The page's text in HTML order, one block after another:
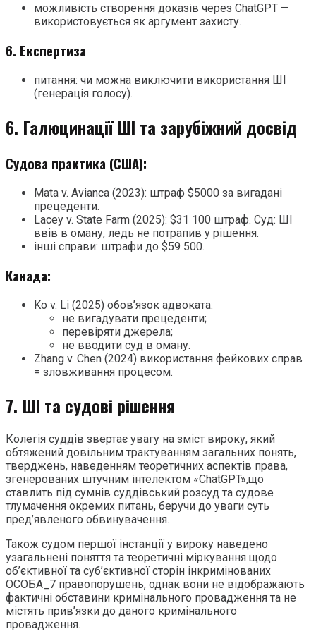
можливість створення доказів через ChatGPT —
використовується як аргумент захисту.
6. Експертиза
питання: чи можна виключити використання ШІ
(генерація голосу).
6. Галюцинації ШІ та зарубіжний досвід
Судова практика (США):
Mata v. Avianca (2023): штраф $5000 за вигадані
прецеденти.
Lacey v. State Farm (2025): $31 100 штраф. Суд: ШІ
ввів в оману, ледь не потрапив у рішення.
інші справи: штрафи до $59 500.
Канада:
Ko v. Li (2025) обов’язок адвоката:
не вигадувати прецеденти;
перевіряти джерела;
не вводити суд в оману.
Zhang v. Chen (2024) використання фейкових справ
= зловживання процесом.
7. ШІ та судові рішення
Колегія суддів звертає увагу на зміст вироку, який
обтяжений довільним трактуванням загальних понять,
тверджень, наведенням теоретичних аспектів права,
згенерованих штучним інтелектом «ChatGPT»,що
ставлить під сумнів суддівський розсуд та судове
тлумачення окремих питань, беручи до уваги суть
пред’явленого обвинувачення.
Також судом першої інстанції у вироку наведено
узагальнені поняття та теоретичні міркування щодо
об’єктивної та суб’єктивної сторін інкримінованих
ОСОБА_7 правопорушень, однак вони не відображають
фактичні обставини кримінального провадження та не
містять прив’язки до даного кримінального
провадження.